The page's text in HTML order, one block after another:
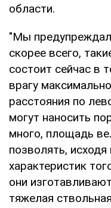
области.
"Мы
скорее всего,
состоит сейчас в
врагу
расстояния по
могут наносить
много, площадь
позволять, исходя
характеристик
они
тяжелая